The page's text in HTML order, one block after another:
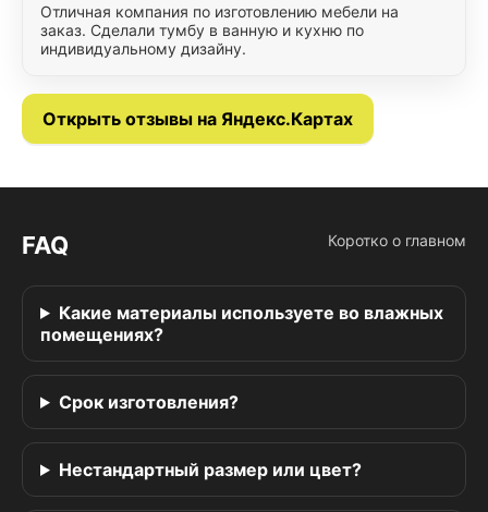
Отличная компания по изготовлению мебели на
заказ. Сделали тумбу в ванную и кухню по
индивидуальному дизайну.
Открыть отзывы на Яндекс.Картах
FAQ Коротко о главном
Какие материалы используете во влажных
помещениях?
Срок изготовления?
Нестандартный размер или цвет?